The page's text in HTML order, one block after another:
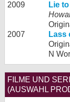
2009
Lie
2007
Lass
N
FILME UND
(AUSWAHL